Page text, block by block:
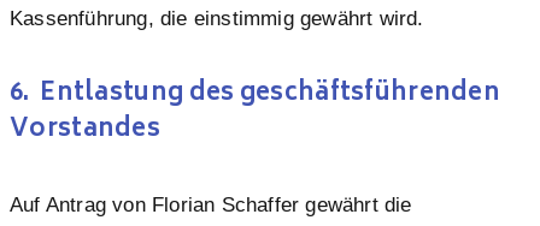
Kassenführung, die einstimmig gewährt wird.
6. Entlastung des geschäftsführenden
Vorstandes
Auf Antrag von Florian Schaffer gewährt die